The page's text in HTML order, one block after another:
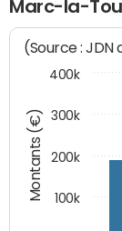
Marc-la-
Montants (€)
(Source :
100k
200k
300k
400k